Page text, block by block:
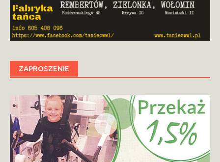
ZAPROSZENIE